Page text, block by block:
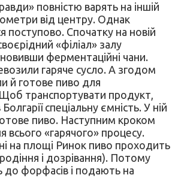
повністю варять на іншій
від центру. Однак
поступово. Спочатку на новій
«філіал» залу
ферментаційні чани.
гаряче сусло. А згодом
й готове пиво для
транспортувати продукт,
спеціальну ємність. У ній
пиво. Наступним кроком
всього «гарячого» процесу.
на площі Ринок пиво проходить
і дозрівання). Потому
до форфасів і подають на